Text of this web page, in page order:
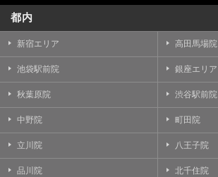
都内
新宿エリア 高田馬場院
池袋駅前院 銀座エリア
秋葉原院 渋谷駅前院
中野院 町田院
立川院 八王子院
品川院 北千住院